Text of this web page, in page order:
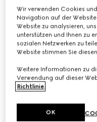
Wir verwenden Cookies
Navigation auf der
Website zu analysieren,
unterstützen und Ihnen zu
sozialen Netzwerken zu
Website stimmen Sie
Weitere Informationen zu
Verwendung auf dieser
Richtlinie.
OK